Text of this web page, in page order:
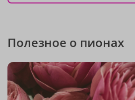
Полезное о пионах